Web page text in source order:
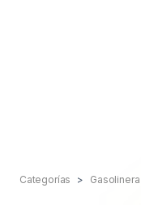
Categorías Gasolinera